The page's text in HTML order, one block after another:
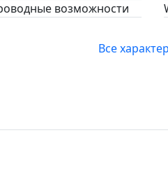
возможности
Все